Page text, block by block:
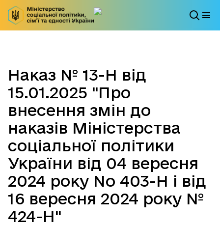
Наказ № 13-Н від
15.01.2025 "Про
внесення змін до
наказів Міністерства
соціальної політики
України від 04 вересня
2024 року No 403-Н і від
16 вересня 2024 року №
424-Н"